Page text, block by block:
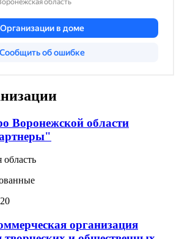
Воронежской области
организация